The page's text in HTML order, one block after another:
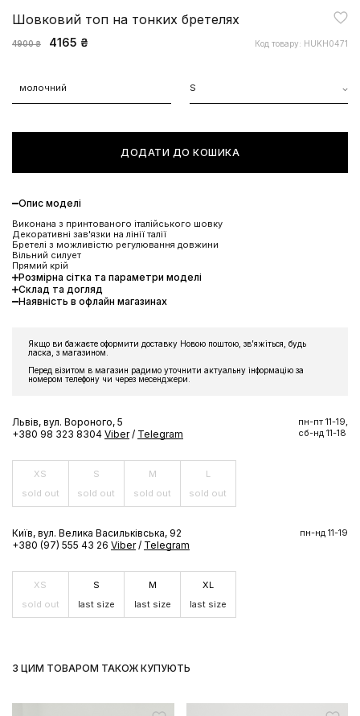
Шовковий топ на тонких бретелях
4900 ₴ 4165 ₴ Код товару: HUKH0471
молочний S
ДОДАТИ ДО КОШИКА
Опис моделі
Виконана з принтованого італійського шовку
Декоративні зав'язки на лінії талії
Бретелі з можливістю регулювання довжини
Вільний силует
Прямий крій
Розмірна сітка та параметри моделі
Склад та догляд
Наявність в офлайн магазинах
Якщо ви бажаєте оформити доставку Новою поштою, звʼяжіться, будь
ласка, з магазином.
Перед візитом в магазин радимо уточнити актуальну інформацію за
номером телефону чи через месенджери.
Львів, вул. Вороного, 5
+380 98 323 8304 Viber / Telegram
пн-пт 11-19,
сб-нд 11-18
XS
sold out
S
sold out
M
sold out
L
sold out
Київ, вул. Велика Васильківська, 92
+380 (97) 555 43 26 Viber / Telegram
пн-нд 11-19
XS
sold out
S
last size
M
last size
XL
last size
З ЦИМ ТОВАРОМ ТАКОЖ КУПУЮТЬ